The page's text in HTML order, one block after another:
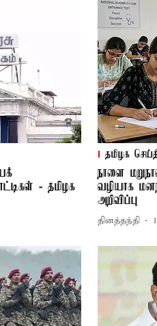
- தமிழக
தமிழக
நாளை
வழியாக
அறிவிப்பு
தினத்தந்தி